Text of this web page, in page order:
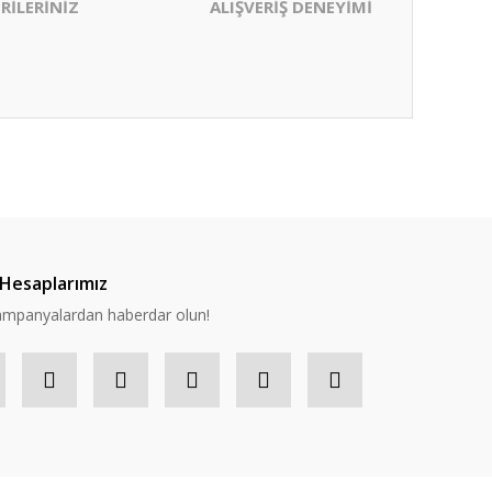
ALIŞVERİŞ DENEYİMİ
haberdar olun!